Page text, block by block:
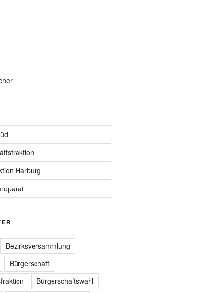
Harburg
Bezirksversammlung
Bürgerschaft
Bürgerschaftswahl